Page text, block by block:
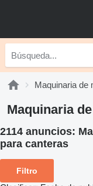
Maquinaria de
Maquinaria
2114 anuncios:
para canteras
Filtro